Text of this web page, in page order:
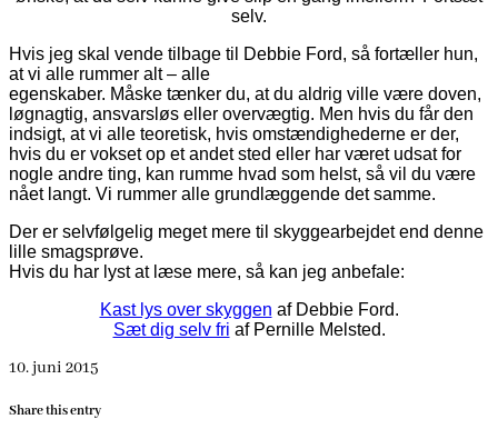
selv.
Hvis jeg skal vende tilbage til Debbie Ford, så fortæller hun,
at vi alle rummer alt – alle
egenskaber. Måske tænker du, at du aldrig ville være doven,
løgnagtig, ansvarsløs eller overvægtig. Men hvis du får den
indsigt, at vi alle teoretisk, hvis omstændighederne er der,
hvis du er vokset op et andet sted eller har været udsat for
nogle andre ting, kan rumme hvad som helst, så vil du være
nået langt. Vi rummer alle grundlæggende det samme.
Der er selvfølgelig meget mere til skyggearbejdet end denne
lille smagsprøve.
Hvis du har lyst at læse mere, så kan jeg anbefale:
Kast lys over skyggen af Debbie Ford.
Sæt dig selv fri af Pernille Melsted.
10. juni 2015
Share this entry